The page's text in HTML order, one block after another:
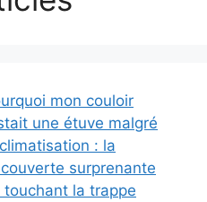
mon couloir
une étuve malgré
: la
surprenante
touchant la trappe